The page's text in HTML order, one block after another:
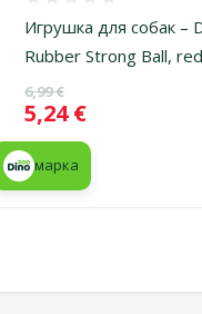
Игрушка для собак –
Rubber Strong Ball,
Исходная цена
6,99 €
Цена
5,24 €
марка